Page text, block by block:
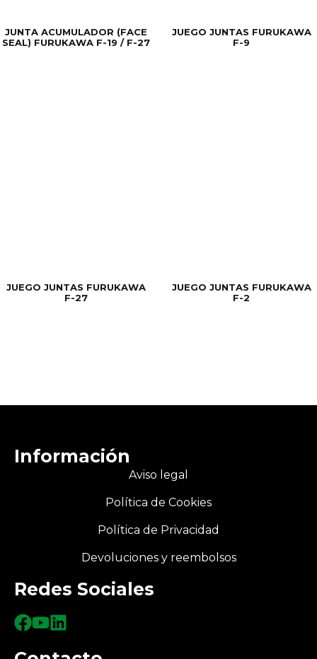
JUNTA ACUMULADOR (FACE
SEAL) FURUKAWA F-19 / F-27
JUEGO JUNTAS FURUKAWA
F-9
JUEGO JUNTAS FURUKAWA
F-27
JUEGO JUNTAS FURUKAWA
F-2
Información
Aviso legal
Política de Cookies
Política de Privacidad
Devoluciones y reembolsos
Redes Sociales